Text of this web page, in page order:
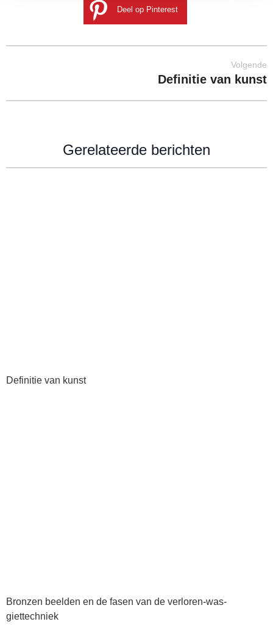
Deel op Pinterest
Volgende
Definitie van kunst
Gerelateerde berichten
Definitie van kunst
Bronzen beelden en de fasen van de verloren-was-
giettechniek